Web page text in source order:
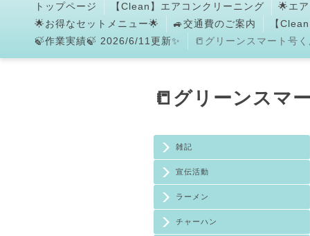
トップページ 【Clean】エアコンクリーニング 🌟エ
🌟お得なセットメニュー🌟
🚙交通費のご案内 【
🍃作業実績🍃 2026/6/11更新✨
📒グリーンスマート号
雑記
宣伝活動
ラーメン
チャーハン
📒グリーンスマ